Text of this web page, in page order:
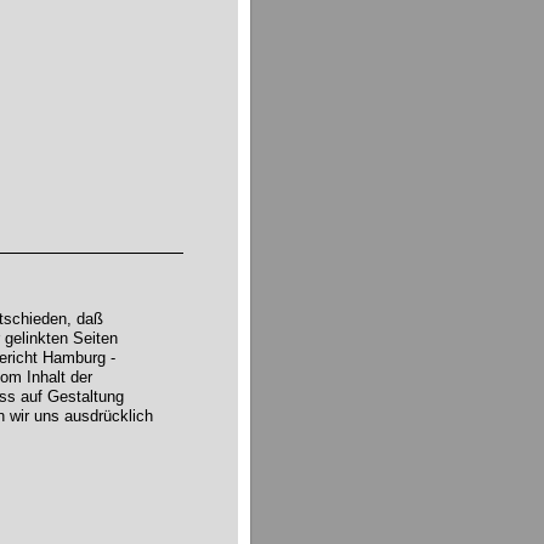
daß
gelinkten Seiten
Hamburg -
Inhalt der
auf Gestaltung
wir uns ausdrücklich